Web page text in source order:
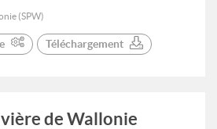
(SPW)
Téléchargement
de Wallonie